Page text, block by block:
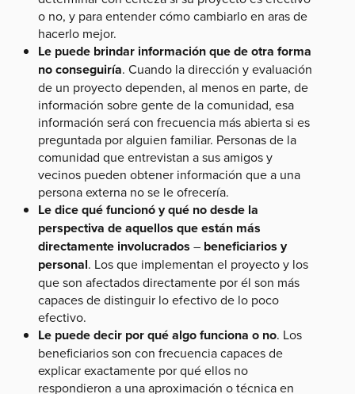
o no, y para entender cómo cambiarlo en aras de
hacerlo mejor.
Le puede brindar información que de otra forma
no conseguiría. Cuando la dirección y evaluación
de un proyecto dependen, al menos en parte, de
información sobre gente de la comunidad, esa
información será con frecuencia más abierta si es
preguntada por alguien familiar. Personas de la
comunidad que entrevistan a sus amigos y
vecinos pueden obtener información que a una
persona externa no se le ofrecería.
Le dice qué funcionó y qué no desde la
perspectiva de aquellos que están más
directamente involucrados – beneficiarios y
personal. Los que implementan el proyecto y los
que son afectados directamente por él son más
capaces de distinguir lo efectivo de lo poco
efectivo.
Le puede decir por qué algo funciona o no. Los
beneficiarios son con frecuencia capaces de
explicar exactamente por qué ellos no
respondieron a una aproximación o técnica en